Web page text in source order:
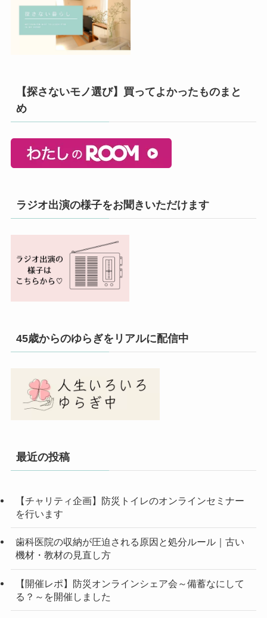
【探さないモノ選び】買ってよかったものまと
め
ラジオ出演の様子をお聞きいただけます
45歳からのゆらぎをリアルに配信中
最近の投稿
【チャリティ企画】防災トイレのオンラインセミナー
を行います
歯科医院の収納が圧迫される原因と処分ルール｜古い
機材・教材の見直し方
【開催レポ】防災オンラインシェア会～備蓄なにして
る？～を開催しました